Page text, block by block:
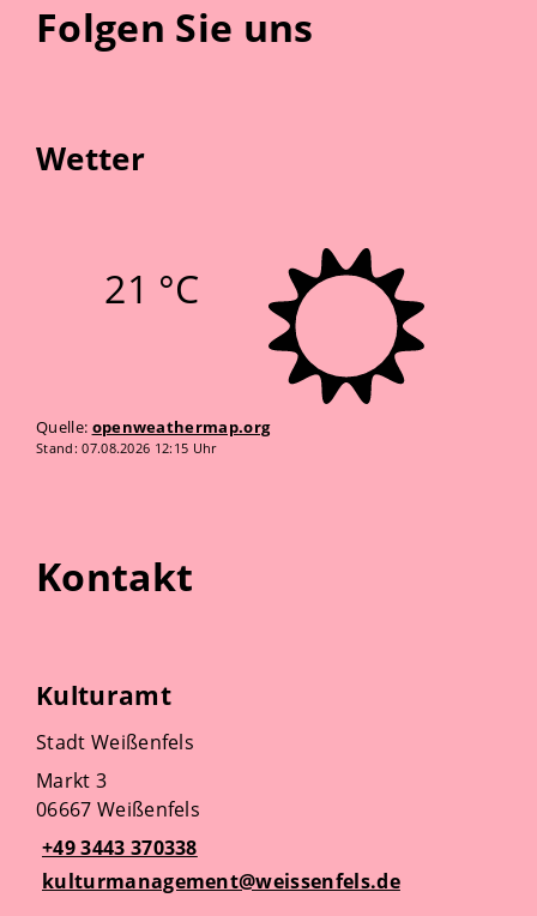
Folgen Sie uns
Wetter
21 °C
Quelle: openweathermap.org
Stand: 07.08.2026 12:15 Uhr
Kontakt
Kulturamt
Stadt Weißenfels
Markt 3
06667 Weißenfels
+49 3443 370338
kulturmanagement@weissenfels.de